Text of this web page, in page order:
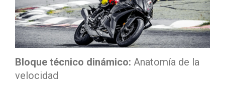
Bloque técnico dinámico: Anatomía de la
velocidad